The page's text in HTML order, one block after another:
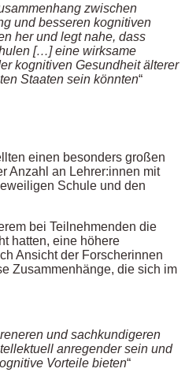
zwischen
und besseren kognitiven
her und legt nahe, dass
[…] eine wirksame
kognitiven Gesundheit älterer
Staaten sein könnten“
einen besonders großen
Anzahl an Lehrer:innen mit
Schule und den
bei Teilnehmenden die
hatten, eine höhere
Ansicht der Forscherinnen
Zusammenhänge, die sich im
und sachkundigeren
anregender sein und
Vorteile bieten“